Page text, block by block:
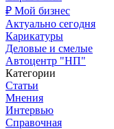
₽ Мой бизнес
Актуально сегодня
Карикатуры
Деловые и смелые
Автоцентр "НП"
Категории
Статьи
Мнения
Интервью
Справочная